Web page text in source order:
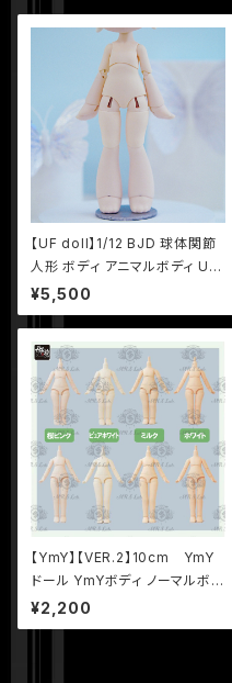
【UF doll】1/12 BJD 球体関節
人形 ボディ アニマルボディ UF
ドール UFボディ
¥5,500
【YmY】【VER.2】10cm YmY
ドール YmYボディ ノーマルボデ
ィ ミルク 桜ピンク ホワイト ピュ
アホワイト
¥2,200